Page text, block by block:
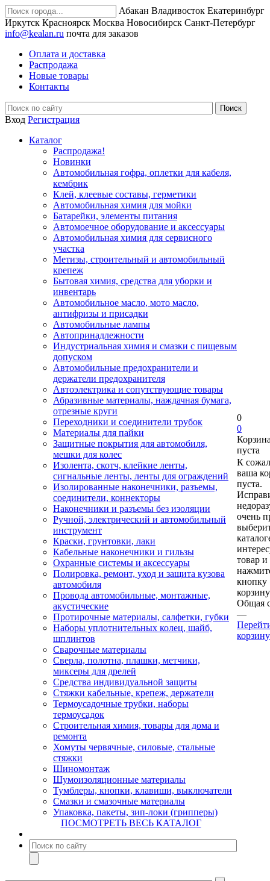
Абакан Владивосток Екатеринбург
Иркутск Красноярск Москва Новосибирск Санкт-Петербург
info@kealan.ru почта для заказов
Оплата и доставка
Распродажа
Новые товары
Контакты
Вход Регистрация
Каталог
Распродажа!
Новинки
Автомобильная гофра, оплетки для кабеля,
кембрик
Клей, клеевые составы, герметики
Автомобильная химия для мойки
Батарейки, элементы питания
Автомоечное оборудование и аксессуары
Автомобильная химия для сервисного
участка
Метизы, строительный и автомобильный
крепеж
Бытовая химия, средства для уборки и
инвентарь
Автомобильное масло, мото масло,
антифризы и присадки
Автомобильные лампы
Автопринадлежности
Индустриальная химия и смазки с пищевым
допуском
Автомобильные предохранители и
держатели предохранителя
Автоэлектрика и сопутствующие товары
Абразивные материалы, наждачная бумага,
отрезные круги
Переходники и соединители трубок
Материалы для пайки
Защитные покрытия для автомобиля,
мешки для колес
Изолента, скотч, клейкие ленты,
сигнальные ленты, ленты для ограждений
Изолированные наконечники, разъемы,
соединители, коннекторы
Наконечники и разъемы без изоляции
Ручной, электрический и автомобильный
инструмент
Краски, грунтовки, лаки
Кабельные наконечники и гильзы
Охранные системы и аксессуары
Полировка, ремонт, уход и защита кузова
автомобиля
Провода автомобильные, монтажные,
акустические
Протирочные материалы, салфетки, губки
Наборы уплотнительных колец, шайб,
шплинтов
Сварочные материалы
Сверла, полотна, плашки, метчики,
миксеры для дрелей
Средства индивидуальной защиты
Стяжки кабельные, крепеж, держатели
Термоусадочные трубки, наборы
термоусадок
Строительная химия, товары для дома и
ремонта
Хомуты червячные, силовые, стальные
стяжки
Шиномонтаж
Шумоизоляционные материалы
Тумблеры, кнопки, клавиши, выключатели
Смазки и смазочные материалы
Упаковка, пакеты, зип-локи (грипперы)
ПОСМОТРЕТЬ ВЕСЬ КАТАЛОГ
0
0
пуста
К
ваша
пуста.
очень
товар и
кнопку
Общая
—
корзину